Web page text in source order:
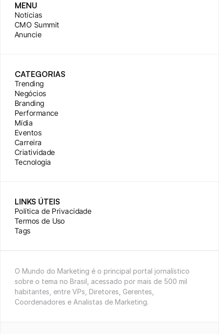
MENU
Notícias
CMO Summit
Anuncie
CATEGORIAS
Trending
Negócios
Branding
Performance
Mídia
Eventos
Carreira
Criatividade
Tecnologia
LINKS ÚTEIS
Política de Privacidade
Termos de Uso
Tags
O Mundo do Marketing é o principal portal jornalístico
sobre o tema no Brasil, acessado por mais de 500 mil
habitantes, entre VPs, Diretores, Gerentes,
Coordenadores e Analistas de Marketing.